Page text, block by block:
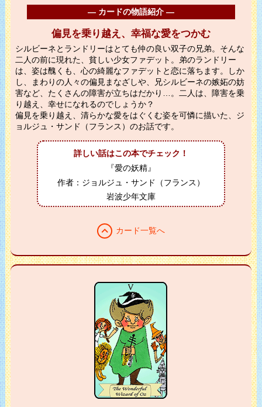
― カードの物語紹介 ―
偏見を乗り越え、幸福な愛をつかむ
シルビーネとランドリーはとても仲の良い双子の兄弟。そんな
二人の前に現れた、貧しい少女ファデット。弟のランドリー
は、姿は醜くも、心の綺麗なファデットと恋に落ちます。しか
し、まわりの人々の偏見まなざしや、兄シルビーネの嫉妬の妨
害など、たくさんの障害が立ちはだかり…。二人は、障害を乗
り越え、幸せになれるのでしょうか？
偏見を乗り越え、清らかな愛をはぐくむ姿を可憐に描いた、ジ
ョルジュ・サンド（フランス）のお話です。
詳しい話はこの本でチェック！
『愛の妖精』
作者：ジョルジュ・サンド（フランス）
岩波少年文庫
expand_less カード一覧へ